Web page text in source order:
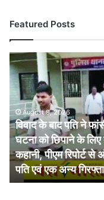
Featured Posts
विवाद
के
बाद
ने
फांसी
पर
लटकाया
पत्नी
को,
घटना
August 9, 2026
विवाद के बाद पति ने
घटना को छिपाने के लिए
कहानी, पीएम रिपोर्ट
पति एवं एक अन्य